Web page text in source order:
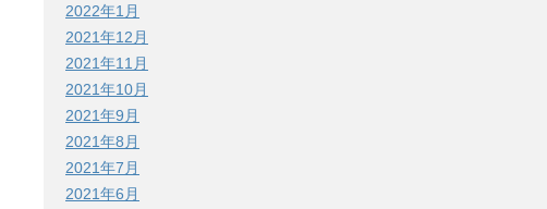
2022年1月
2021年12月
2021年11月
2021年10月
2021年9月
2021年8月
2021年7月
2021年6月